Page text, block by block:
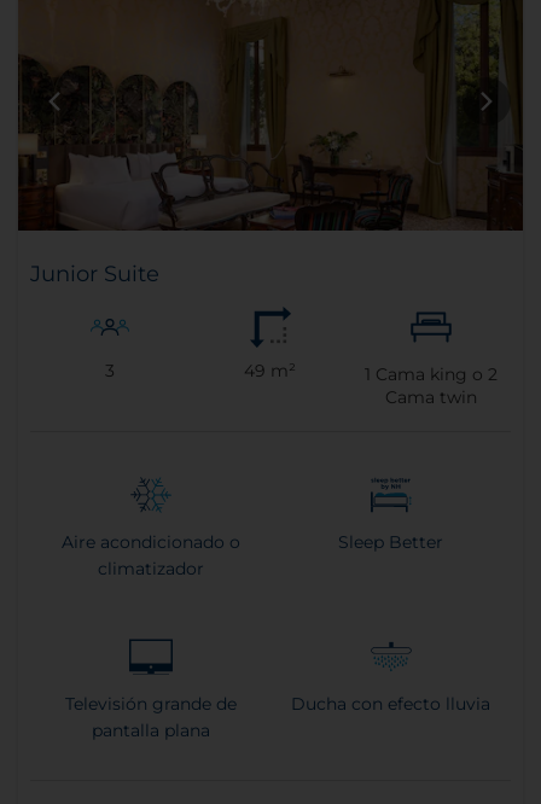
Junior Suite
3 49 m² 1 Cama king o 2
Cama twin
Aire acondicionado o
climatizador
Sleep Better
Televisión grande de
pantalla plana
Ducha con efecto lluvia